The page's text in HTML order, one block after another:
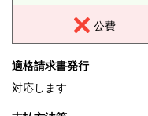
公費
適格請求書発行
対応します